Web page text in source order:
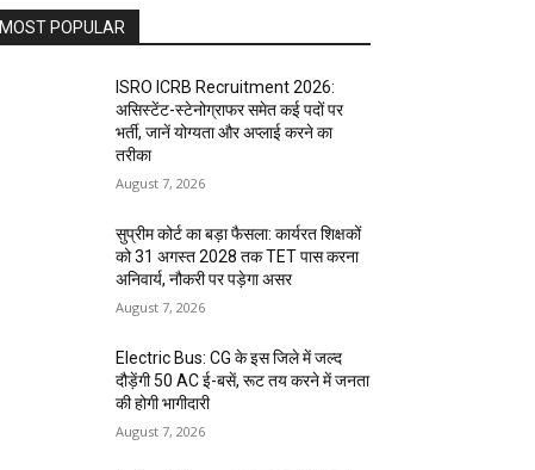
MOST POPULAR
ISRO ICRB Recruitment 2026:
असिस्टेंट-स्टेनोग्राफर समेत कई पदों पर
भर्ती, जानें योग्यता और अप्लाई करने का
तरीका
August 7, 2026
सुप्रीम कोर्ट का बड़ा फैसला: कार्यरत शिक्षकों
को 31 अगस्त 2028 तक TET पास करना
अनिवार्य, नौकरी पर पड़ेगा असर
August 7, 2026
Electric Bus: CG के इस जिले में जल्द
दौड़ेंगी 50 AC ई-बसें, रूट तय करने में जनता
की होगी भागीदारी
August 7, 2026